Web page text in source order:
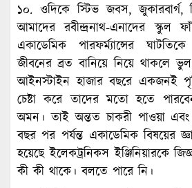
১০. ওদিকে স্টিভ জবস,
আমাদের রবীন্দ্রনাথ-এনাদের স্কুল
একাডেমিক পারফর্ম্যান্সের
জীবনের ব্রত বানিয়ে নিয়ে থাকলে
আইনস্টাইন হাজার বছরে একজনই
চেষ্টা করে তাদের মতো হতে
অমন। তাই অন্তত চাকরী পাওয়া
বছর পর পর্যন্ত একাডেমিক বিষয়ের
হয়েছে ইলেকট্রনিকস ইঞ্জিনিয়ারকে
কী কী থাকে। বলতে পারে নি।